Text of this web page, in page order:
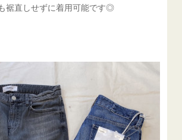
裾直しせずに着用可能です◎